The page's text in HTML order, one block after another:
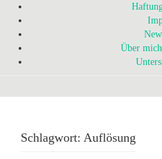
Über
Schlagwort: Auflösung